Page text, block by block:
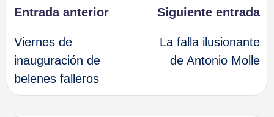
Navegación
de
entradas
Entrada anterior
Viernes de
inauguración de
belenes falleros
Siguiente entrada
La falla ilusionante
de Antonio Molle